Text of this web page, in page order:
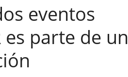
eventos
es parte de un